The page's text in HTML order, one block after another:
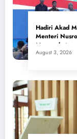
Hadiri Akad
Menteri
Masyarakat
August 3, 2026